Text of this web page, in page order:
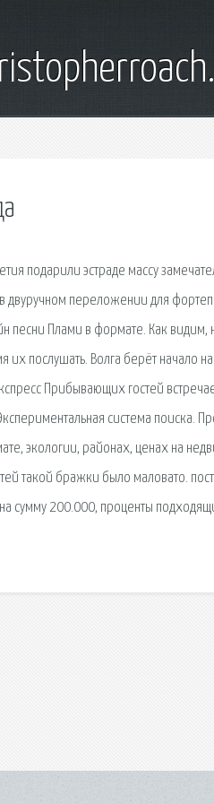
подарили эстраде массу
двуручном переложении для
песни Плами в формате. Как
их послушать. Волга берёт начало
Прибывающих гостей
система поиска.
экологии, районах, ценах на
такой бражки было маловато.
сумму 200.000, проценты